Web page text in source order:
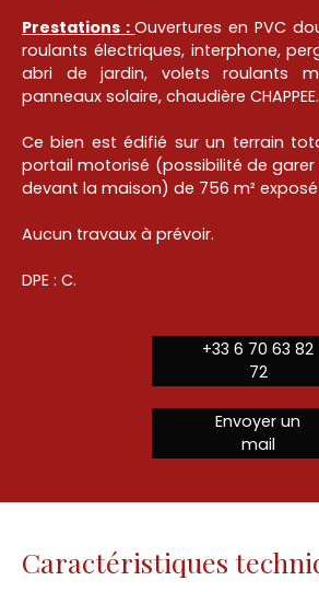
Prestations :Ouvertures en PVC
roulants électriques, interphone,
abri de jardin, volets roulants
panneaux solaire, chaudière CHAPPEE.
Ce bien est édifié sur un terrain
portail motorisé (possibilité de garer
devant la maison) de 756 m² exposé
Aucun travaux à prévoir.
DPE : C.
+33 6 70 63 82
72
Envoyer un
mail
Caractéristiques